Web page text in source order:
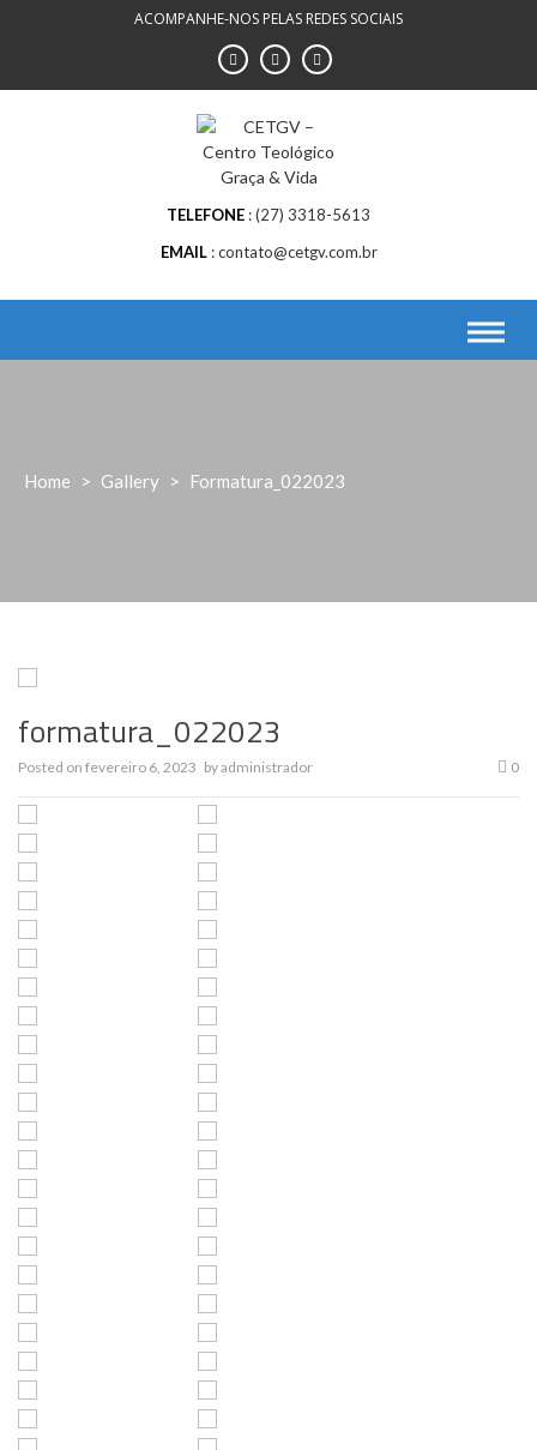
ACOMPANHE-NOS PELAS REDES SOCIAIS
TELEFONE (27) 3318-5613
EMAIL contato@cetgv.com.br
Home > Gallery > Formatura_022023
formatura_022023
Posted on fevereiro 6, 2023 byadministrador 0